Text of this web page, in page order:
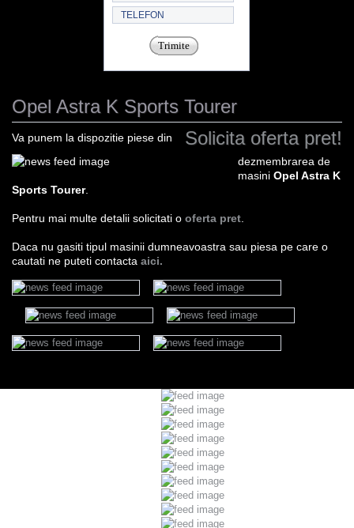
Trimite
Opel Astra K Sports Tourer
Solicita oferta pret!
Va punem la dispozitie piese din
dezmembrarea de
masini Opel Astra K
Sports Tourer.
Pentru mai multe detalii solicitati o oferta pret
Daca nu gasiti tipul masinii dumneavoastra sau piesa pe care o
cautati ne puteti contacta aici.